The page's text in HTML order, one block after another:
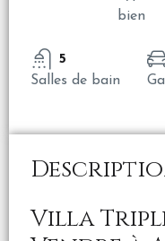
bien
5
Salles de bain
Villa